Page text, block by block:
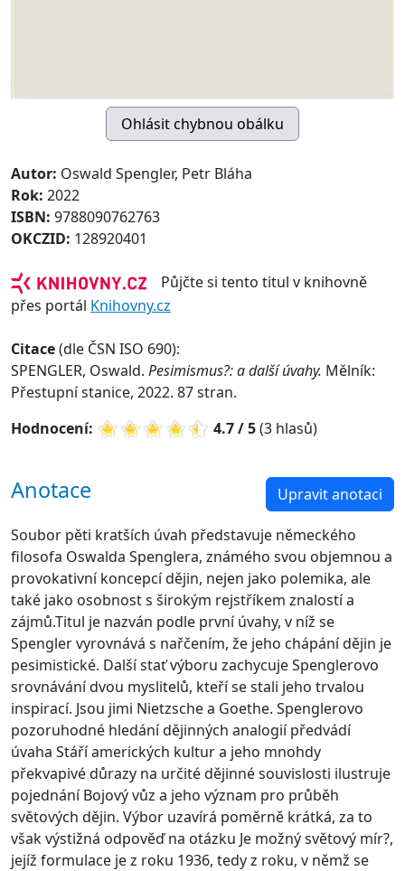
Autor: Oswald Spengler, Petr Bláha
Rok: 2022
ISBN: 9788090762763
OKCZID: 128920401
Půjčte si tento titul v knihovně
přes portál Knihovny.cz
Citace(dle ČSN ISO 690):
SPENGLER, Oswald. Pesimismus?: a další úvahy. Mělník:
Přestupní stanice, 2022. 87 stran.
Hodnocení:
4.7 / 5(3 hlasů)
Anotace Upravit anotaci
Soubor pěti kratších úvah představuje německého
filosofa Oswalda Spenglera, známého svou objemnou a
provokativní koncepcí dějin, nejen jako polemika, ale
také jako osobnost s širokým rejstříkem znalostí a
zájmů.Titul je nazván podle první úvahy, v níž se
Spengler vyrovnává s nařčením, že jeho chápání dějin je
pesimistické. Další stať výboru zachycuje Spenglerovo
srovnávání dvou myslitelů, kteří se stali jeho trvalou
inspirací. Jsou jimi Nietzsche a Goethe. Spenglerovo
pozoruhodné hledání dějinných analogií předvádí
úvaha Stáří amerických kultur a jeho mnohdy
překvapivé důrazy na určité dějinné souvislosti ilustruje
pojednání Bojový vůz a jeho význam pro průběh
světových dějin. Výbor uzavírá poměrně krátká, za to
však výstižná odpověď na otázku Je možný světový mír?,
jejíž formulace je z roku 1936, tedy z roku, v němž se